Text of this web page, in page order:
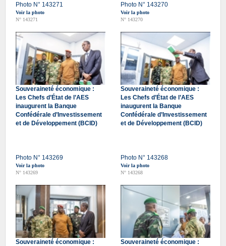
Photo N° 143271
Voir la photo
N° 143271
Photo N° 143270
Voir la photo
N° 143270
Souveraineté économique :
Les Chefs d’État de l’AES
inaugurent la Banque
Confédérale d’Investissement
et de Développement (BCID)
Photo N° 143269
Voir la photo
N° 143269
Souveraineté économique :
Les Chefs d’État de l’AES
inaugurent la Banque
Confédérale d’Investissement
et de Développement (BCID)
Photo N° 143268
Voir la photo
N° 143268
Souveraineté économique :
Souveraineté économique :